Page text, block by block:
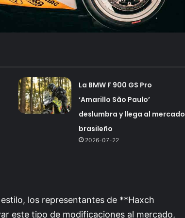
La BMW F 900 GS Pro
‘Amarillo São Paulo’
deslumbra y llega al mercado
brasileño
2026-07-22
los representantes de **Haxch
este tipo de modificaciones al mercado,